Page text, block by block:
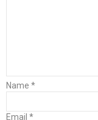
Name *
Email *